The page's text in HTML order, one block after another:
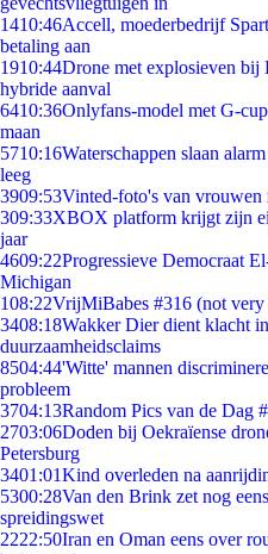
1410:46Accell, moederbedrijf
betaling aan
1910:44Drone met explosieven
hybride aanval
6410:36Onlyfans-model met G-
maan
5710:16Waterschappen slaan
leeg
3909:53Vinted-foto's van vrouwen
309:33XBOX platform krijgt zijn
jaar
4609:22Progressieve Democraat
Michigan
108:22VrijMiBabes #316 (not
3408:18Wakker Dier dient klacht
duurzaamheidsclaims
8504:44'Witte' mannen
probleem
3704:13Random Pics van de Dag
2703:06Doden bij Oekraïense
Petersburg
3401:01Kind overleden na
5300:28Van den Brink zet nog
spreidingswet
2222:50Iran en Oman eens over